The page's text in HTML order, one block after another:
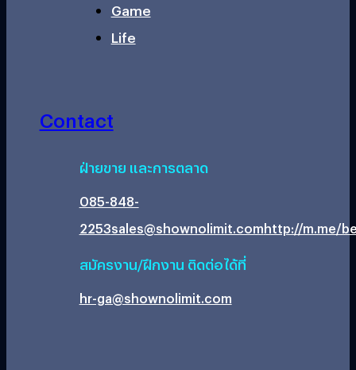
Game
Life
Contact
ฝ่ายขาย และการตลาด
085-848-
2253sales@shownolimit.comhttp://m.me/
สมัครงาน/ฝึกงาน ติดต่อได้ที่
hr-ga@shownolimit.com